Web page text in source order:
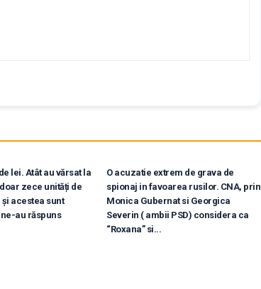
lei. Atât au vărsat la
zece unități de
acestea sunt
au răspuns
O acuzatie extrem de grava de
spionaj in favoarea rusilor. CNA, prin
Monica Gubernat si Georgica
Severin ( ambii PSD) considera ca
“Roxana” si...